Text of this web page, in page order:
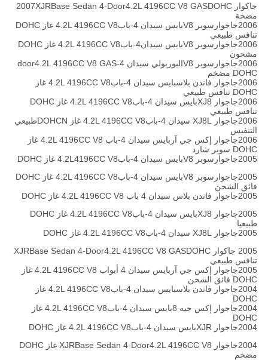
جاكوار 2007XJRBase Sedan 4-Door4.2L 4196CC V8 GASDOHC
مضخة
2006جاجوارسوبر V8بايس سيدان 4-باب4.2L 4196CC V8 غاز DOHC
تنافس طبيعي
2006جاجوارسوبر V8بايس سيدان4-باب4.2L 4196CC V8 غاز DOHC
مشحون
2006جاجوارسوبر V8البوربولي سيدان 4-door4.2L 4196CC V8 GAS
DOHC مضخم
2006جاجوار فاندن بلاسبايس سيدان 4-باب4.2L 4196CC V8 غاز
DOHC تنافس طبيعي
2006جاجوار XJ8بايس سيدان 4-باب4.2L 4196CC V8 غاز DOHC
تنافس طبيعي
2006جاجوار XJ8L سيدان 4-باب4.2L 4196CC V8 غاز DOHCNطبيعي
التنفيس
2006جاجوار إكس جي آربايس سيدان 4-باب 4.2L 4196CC V8 غاز
DOHC سوبر شارد
2005جاجوارسوبر V8بايس سيدان 4-باب4.2L4196CC V8 غاز DOHC
2005جاجوارسوبر V8بايس سيدان 4-باب4.2L 4196CC V8 غاز DOHC
فائق الشحن
2005جاجوار فاندن بلاس سيدان 4 باب 4.2L 4196CC V8 غاز DOHC
2005جاجوار XJ8بايس سيدان 4-باب4.2L 4196CC V8 غاز DOHC
طبيعيا
2005جاجوار XJ8L سيدان 4-باب4.2L 4196CC V8 غاز DOHC
2005 جاكوار XJRBase Sedan 4-Door4.2L 4196CC V8 GASDOHC
تنافس طبيعي
2005جاجوار إكس جي آربايس سيدان 4 أبواب 4.2L 4196CC V8 غاز
DOHC فائق الشحن
2004جاجوار فاندن بلاسبايس سيدان 4-باب4.2L 4196CC V8 غاز
DOHC
2004جاجوار إكس جيه 8بايس سيدان 4-باب4.2L 4196CC V8 غاز
DOHC
2004جاجوار XJRبايس سيدان 4-باب4.2L 4196CC V8 غاز DOHC
2004جاجوار XJRBase Sedan 4-Door4.2L 4196CC V8 غاز DOHC
مضخم